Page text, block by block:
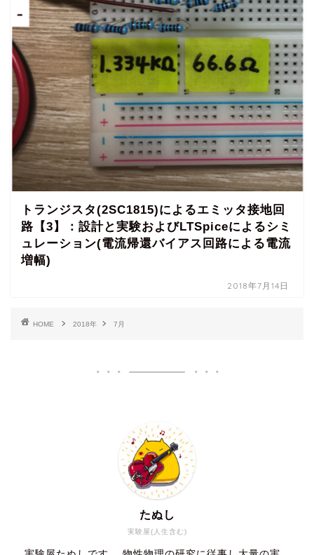
トランジスタ(2SC1815)によるエミッタ接地回
路【3】：設計と実験およびLTSpiceによるシミ
ュレーション(電流帰還バイアス回路による電流
増幅)
2018年7月14日
HOME 2018年 7月
実験屋(人生含む)
たぬし